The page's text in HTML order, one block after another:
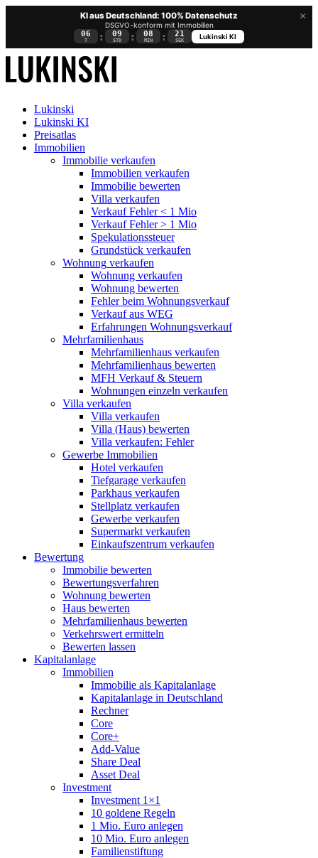
×
KI aus Deutschland: 100% Datenschutz
DSGVO-konform mit Immobilien
06
T : 09
STD : 08
MIN : 20
SEK
Lukinski KI
Lukinski
Lukinski KI
Preisatlas
Immobilien
Immobilie verkaufen
Immobilien verkaufen
Immobilie bewerten
Villa verkaufen
Verkauf Fehler < 1 Mio
Verkauf Fehler > 1 Mio
Spekulationssteuer
Grundstück verkaufen
Wohnung verkaufen
Wohnung verkaufen
Wohnung bewerten
Fehler beim Wohnungsverkauf
Verkauf aus WEG
Erfahrungen Wohnungsverkauf
Mehrfamilienhaus
Mehrfamilienhaus verkaufen
Mehrfamilienhaus bewerten
MFH Verkauf & Steuern
Wohnungen einzeln verkaufen
Villa verkaufen
Villa verkaufen
Villa (Haus) bewerten
Villa verkaufen: Fehler
Gewerbe Immobilien
Hotel verkaufen
Tiefgarage verkaufen
Parkhaus verkaufen
Stellplatz verkaufen
Gewerbe verkaufen
Supermarkt verkaufen
Einkaufszentrum verkaufen
Bewertung
Immobilie bewerten
Bewertungsverfahren
Wohnung bewerten
Haus bewerten
Mehrfamilienhaus bewerten
Verkehrswert ermitteln
Bewerten lassen
Kapitalanlage
Immobilien
Immobilie als Kapitalanlage
Kapitalanlage in Deutschland
Rechner
Core
Core+
Add-Value
Share Deal
Asset Deal
Investment
Investment 1×1
10 goldene Regeln
1 Mio. Euro anlegen
10 Mio. Euro anlegen
Familienstiftung